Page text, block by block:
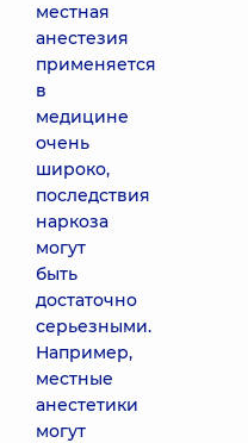
местная
анестезия
применяется
в
медицине
очень
широко,
последствия
наркоза
могут
быть
достаточно
серьезными.
Например,
местные
анестетики
могут